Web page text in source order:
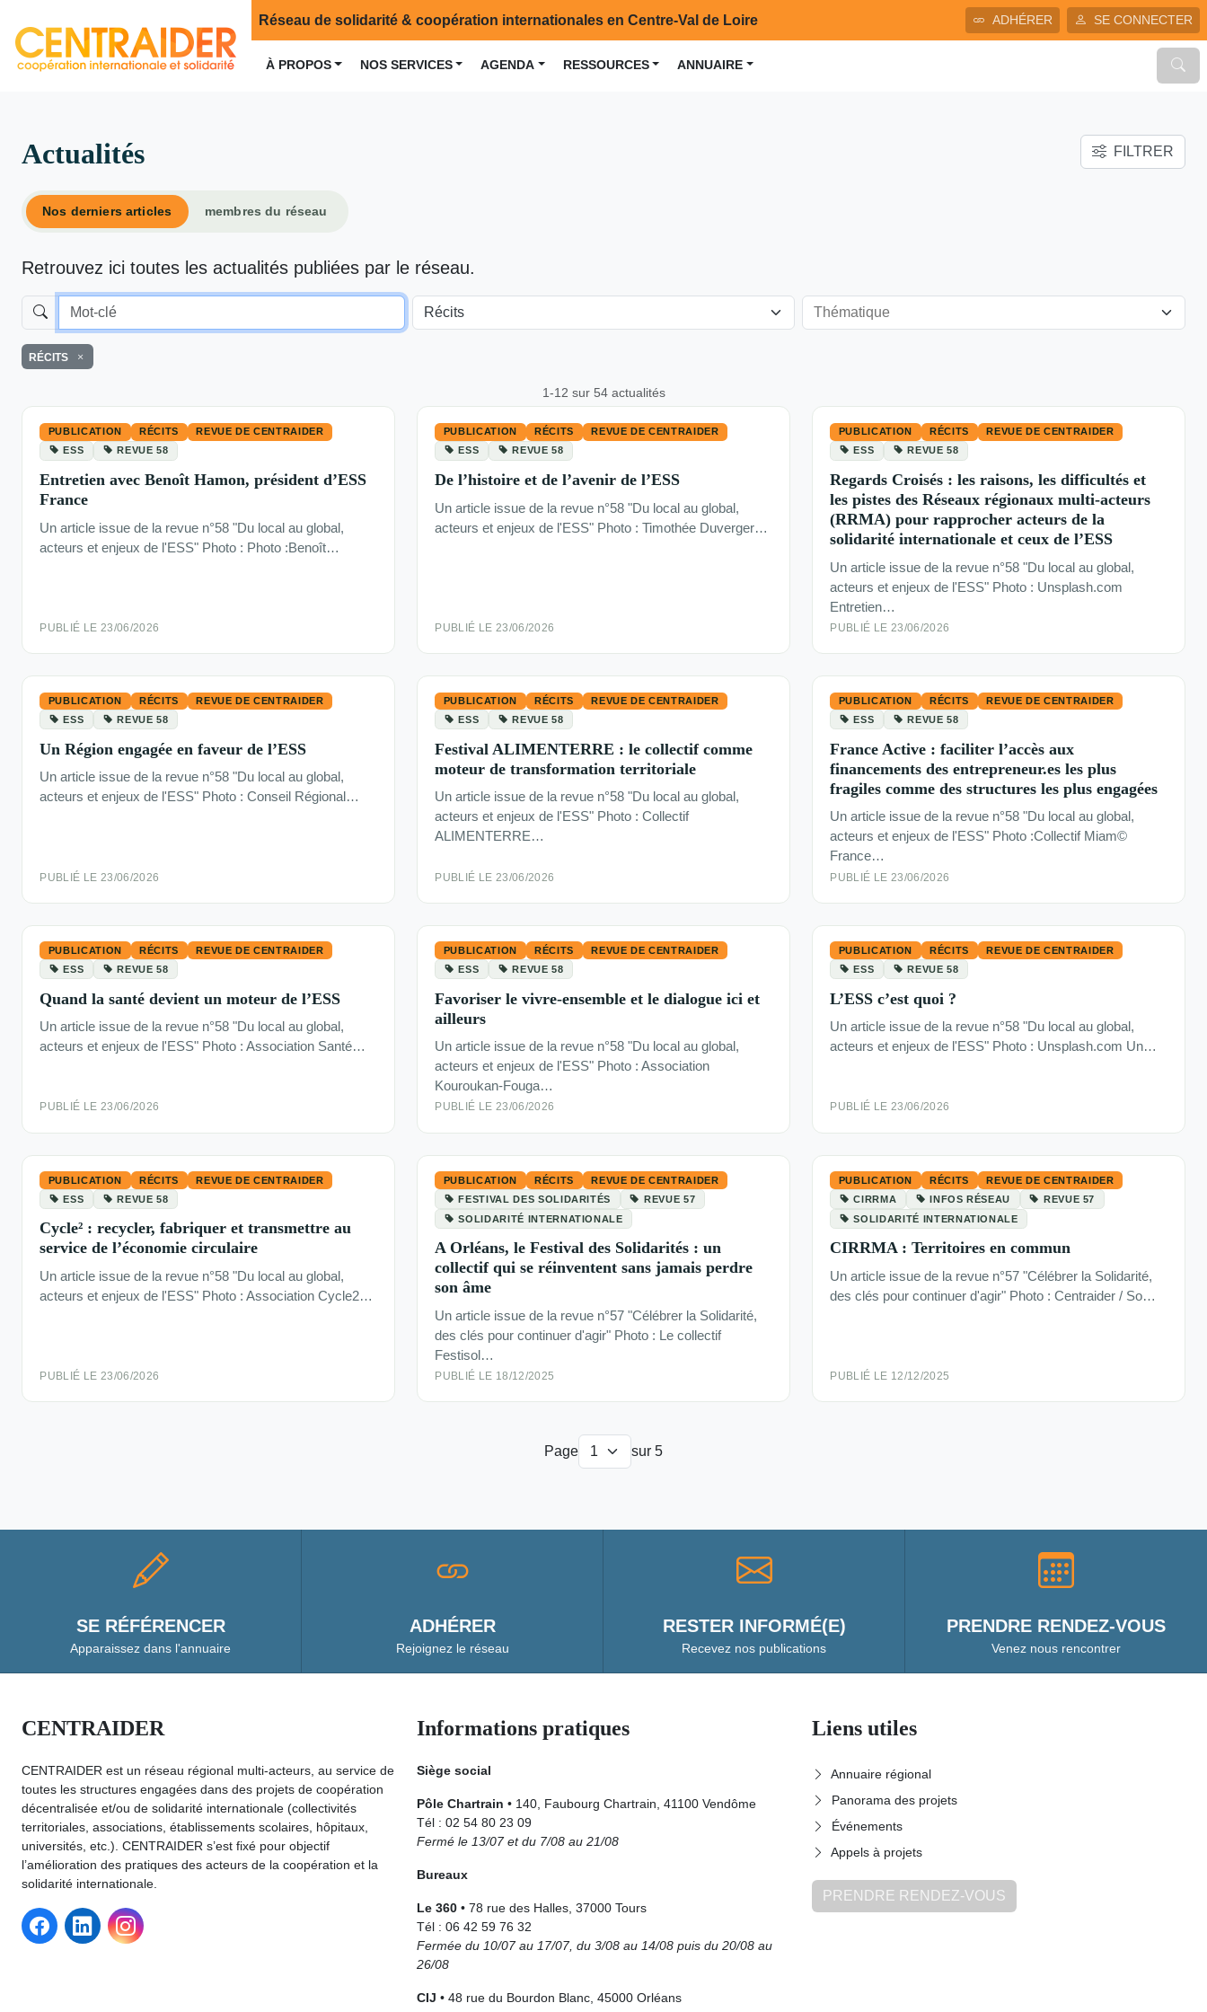
Réseau de solidarité & coopération internationales en Centre-Val de Loire ADHÉRER SE CONNECTER
À PROPOS NOS SERVICES AGENDA RESSOURCES ANNUAIRE
Actualités FILTRER
Nos derniers articles membres du réseau
Retrouvez ici toutes les actualités publiées par le réseau.
Récits
RÉCITS
1-12 sur 54 actualités
PUBLICATION RÉCITS
REVUE DE CENTRAIDER
ESS
REVUE 58
Entretien avec Benoît Hamon, président d’ESS
France
Un article issue de la revue n°58 "Du local au global,
acteurs et enjeux de l'ESS" Photo : Photo :Benoît…
PUBLIÉ LE 23/06/2026
PUBLICATION RÉCITS
REVUE DE CENTRAIDER
ESS
REVUE 58
De l’histoire et de l’avenir de l’ESS
Un article issue de la revue n°58 "Du local au global,
acteurs et enjeux de l'ESS" Photo : Timothée Duverger…
PUBLIÉ LE 23/06/2026
PUBLICATION RÉCITS
REVUE DE CENTRAIDER
ESS
REVUE 58
Regards Croisés : les raisons, les difficultés et
les pistes des Réseaux régionaux multi-acteurs
(RRMA) pour rapprocher acteurs de la
solidarité internationale et ceux de l’ESS
Un article issue de la revue n°58 "Du local au global,
acteurs et enjeux de l'ESS" Photo : Unsplash.com
Entretien…
PUBLIÉ LE 23/06/2026
PUBLICATION RÉCITS
REVUE DE CENTRAIDER
ESS
REVUE 58
Un Région engagée en faveur de l’ESS
Un article issue de la revue n°58 "Du local au global,
acteurs et enjeux de l'ESS" Photo : Conseil Régional…
PUBLIÉ LE 23/06/2026
PUBLICATION RÉCITS
REVUE DE CENTRAIDER
ESS
REVUE 58
Festival ALIMENTERRE : le collectif comme
moteur de transformation territoriale
Un article issue de la revue n°58 "Du local au global,
acteurs et enjeux de l'ESS" Photo : Collectif
ALIMENTERRE…
PUBLIÉ LE 23/06/2026
PUBLICATION RÉCITS
REVUE DE CENTRAIDER
ESS
REVUE 58
France Active : faciliter l’accès aux
financements des entrepreneur.es les plus
fragiles comme des structures les plus engagées
Un article issue de la revue n°58 "Du local au global,
acteurs et enjeux de l'ESS" Photo :Collectif Miam©
France…
PUBLIÉ LE 23/06/2026
PUBLICATION RÉCITS
REVUE DE CENTRAIDER
ESS
REVUE 58
Quand la santé devient un moteur de l’ESS
Un article issue de la revue n°58 "Du local au global,
acteurs et enjeux de l'ESS" Photo : Association Santé…
PUBLIÉ LE 23/06/2026
PUBLICATION RÉCITS
REVUE DE CENTRAIDER
ESS
REVUE 58
Favoriser le vivre-ensemble et le dialogue ici et
ailleurs
Un article issue de la revue n°58 "Du local au global,
acteurs et enjeux de l'ESS" Photo : Association
Kouroukan-Fouga…
PUBLIÉ LE 23/06/2026
PUBLICATION RÉCITS
REVUE DE CENTRAIDER
ESS
REVUE 58
L’ESS c’est quoi ?
Un article issue de la revue n°58 "Du local au global,
acteurs et enjeux de l'ESS" Photo : Unsplash.com Un…
PUBLIÉ LE 23/06/2026
PUBLICATION RÉCITS
REVUE DE CENTRAIDER
ESS
REVUE 58
Cycle² : recycler, fabriquer et transmettre au
service de l’économie circulaire
Un article issue de la revue n°58 "Du local au global,
acteurs et enjeux de l'ESS" Photo : Association Cycle2…
PUBLIÉ LE 23/06/2026
PUBLICATION RÉCITS
REVUE DE CENTRAIDER
FESTIVAL DES SOLIDARITÉS
REVUE 57
SOLIDARITÉ INTERNATIONALE
A Orléans, le Festival des Solidarités : un
collectif qui se réinventent sans jamais perdre
son âme
Un article issue de la revue n°57 "Célébrer la Solidarité,
des clés pour continuer d'agir" Photo : Le collectif
Festisol…
PUBLIÉ LE 18/12/2025
PUBLICATION RÉCITS
REVUE DE CENTRAIDER
CIRRMA
INFOS RÉSEAU
REVUE 57
SOLIDARITÉ INTERNATIONALE
CIRRMA : Territoires en commun
Un article issue de la revue n°57 "Célébrer la Solidarité,
des clés pour continuer d'agir" Photo : Centraider / So…
PUBLIÉ LE 12/12/2025
Page sur 5
SE RÉFÉRENCER
Apparaissez dans l'annuaire
ADHÉRER
Rejoignez le réseau
RESTER INFORMÉ(E)
Recevez nos publications
PRENDRE RENDEZ-VOUS
Venez nous rencontrer
CENTRAIDER
CENTRAIDER est un réseau régional multi-acteurs, au service de
toutes les structures engagées dans des projets de coopération
décentralisée et/ou de solidarité internationale (collectivités
territoriales, associations, établissements scolaires, hôpitaux,
universités, etc.). CENTRAIDER s’est fixé pour objectif
l’amélioration des pratiques des acteurs de la coopération et la
solidarité internationale.
Informations pratiques
Siège social
Pôle Chartrain • 140, Faubourg Chartrain, 41100 Vendôme
Tél : 02 54 80 23 09
Fermé le 13/07 et du 7/08 au 21/08
Bureaux
Le 360 • 78 rue des Halles, 37000 Tours
Tél : 06 42 59 76 32
Fermée du 10/07 au 17/07, du 3/08 au 14/08 puis du 20/08 au
26/08
CIJ • 48 rue du Bourdon Blanc, 45000 Orléans
Liens utiles
Annuaire régional
Panorama des projets
Événements
Appels à projets
PRENDRE RENDEZ-VOUS